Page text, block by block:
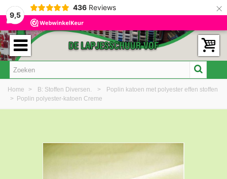
9,5
436 Reviews ×
Home > B: Stoffen Diversen. >
Poplin katoen met polyester effen stoffen
> Poplin polyester-katoen Creme